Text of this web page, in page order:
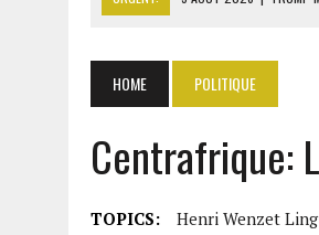
5 AOÛT 2026 | SÉNÉGAL : LANSANA
5 AOÛT 2026
LA CÔTE D’IVOIRE
HOME POLITIQUE
Centrafrique:
TOPICS: Henri Wenzet